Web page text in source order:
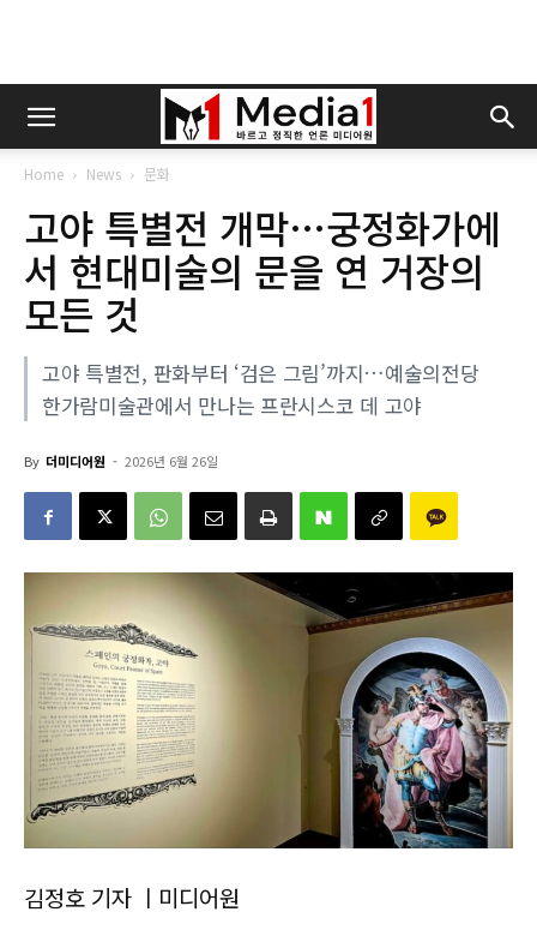
Home News 문화
고야 특별전 개막…궁정화가에
서 현대미술의 문을 연 거장의
모든 것
고야 특별전, 판화부터 ‘검은 그림’까지…예술의전당
한가람미술관에서 만나는 프란시스코 데 고야
By 더미디어원 - 2026년 6월 26일
김정호 기자 ㅣ미디어원